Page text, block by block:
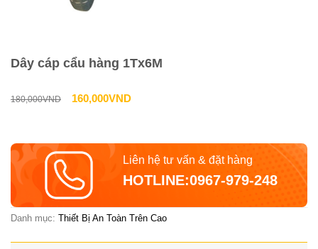
Dây cáp cẩu hàng 1Tx6M
180,000VND
Giá
là:
180,000VND.
160,000VNDGiá
tại
là:
160,000VND.
Liên hệ tư vấn & đặt hàng
HOTLINE:0967-979-248
Danh mục: Thiết Bị An Toàn Trên Cao